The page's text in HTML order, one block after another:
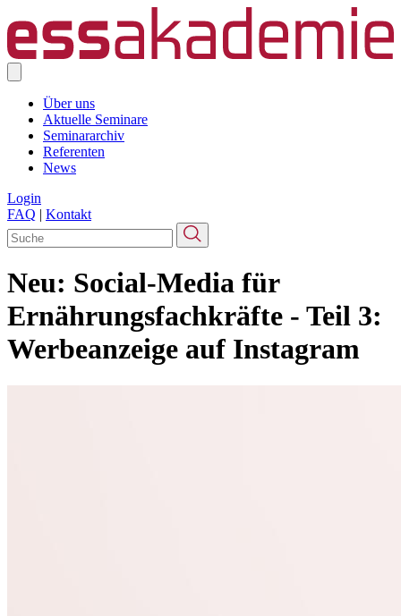
Über uns
Aktuelle Seminare
Seminararchiv
Referenten
News
Login
FAQ | Kontakt
Neu: Social-Media für
Ernährungsfachkräfte - Teil 3:
Werbeanzeige auf Instagram